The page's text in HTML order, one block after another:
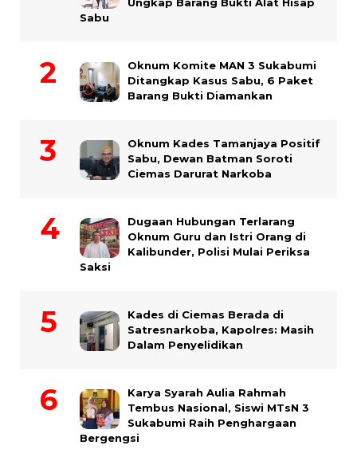
Ungkap Barang Bukti Alat Hisap
Sabu
Oknum Komite MAN 3 Sukabumi
Ditangkap Kasus Sabu, 6 Paket
Barang Bukti Diamankan
Oknum Kades Tamanjaya Positif
Sabu, Dewan Batman Soroti
Ciemas Darurat Narkoba
Dugaan Hubungan Terlarang
Oknum Guru dan Istri Orang di
Kalibunder, Polisi Mulai Periksa
Saksi
Kades di Ciemas Berada di
Satresnarkoba, Kapolres: Masih
Dalam Penyelidikan
Karya Syarah Aulia Rahmah
Tembus Nasional, Siswi MTsN 3
Sukabumi Raih Penghargaan
Bergengsi